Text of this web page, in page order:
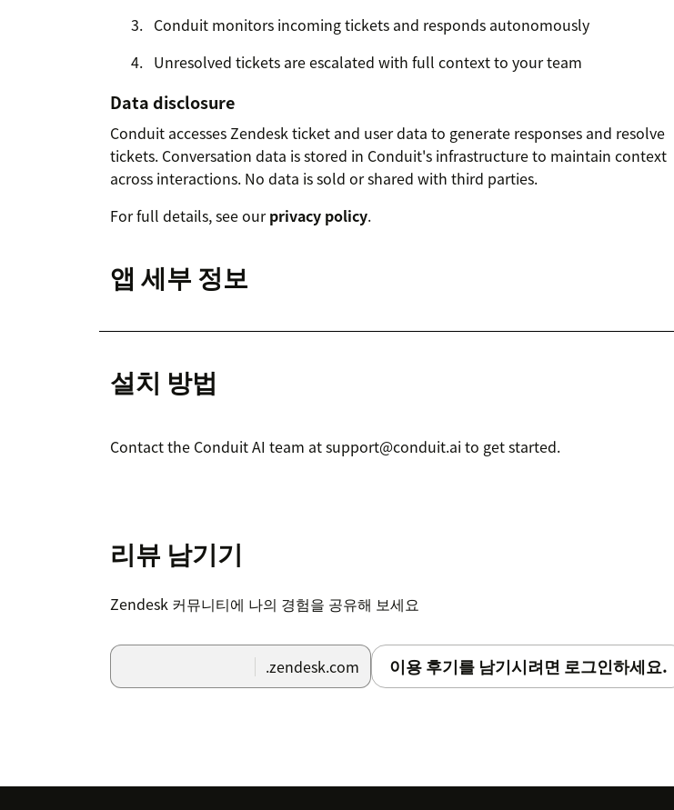
Conduit monitors incoming tickets and responds autonomously
Unresolved tickets are escalated with full context to your team
Data disclosure
Conduit accesses Zendesk ticket and user data to generate responses and resolve
tickets. Conversation data is stored in Conduit's infrastructure to maintain context
across interactions. No data is sold or shared with third parties.
For full details, see ourprivacy policy.
앱 세부 정보
설치 방법
Contact the Conduit AI team at support@conduit.ai to get started.
리뷰 남기기
Zendesk 커뮤니티에 나의 경험을 공유해 보세요
.zendesk.com 이용 후기를 남기시려면 로그인하세요.